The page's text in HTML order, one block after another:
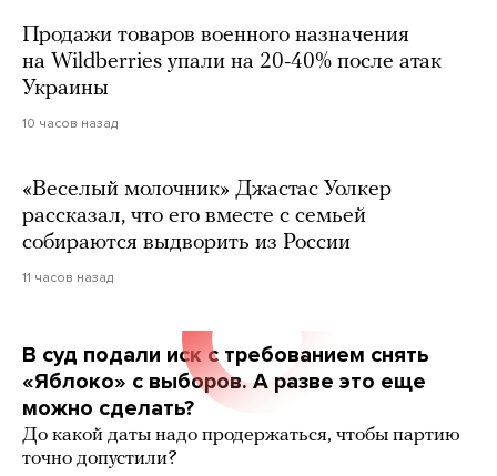
Продажи товаров военного назначения
на Wildberries упали на 20-40% после атак
Украины
10 часов назад
«Веселый молочник» Джастас Уолкер
рассказал, что его вместе с семьей
собираются выдворить из России
11 часов назад
В суд подали иск с требованием снять
«Яблоко» с выборов. А разве это еще
можно сделать?
До какой даты надо продержаться, чтобы партию
точно допустили?